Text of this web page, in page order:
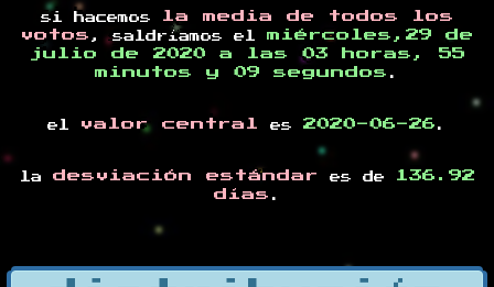
si hacemos
la media de todos los
votos , saldríamos el miércoles,29 de
julio de 2020 a las 03 horas, 55
minutos y 09 segundos .
el valor central es 2020-06-26 .
la desviación estándar es de
136.92
días .